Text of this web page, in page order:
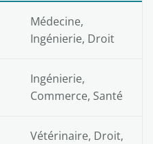
Médecine,
Ingénierie, Droit
Ingénierie,
Commerce, Santé
Vétérinaire, Droit,